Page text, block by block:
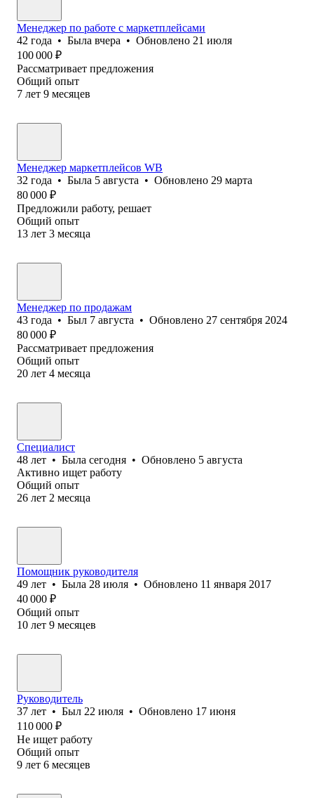
Менеджер по работе с маркетплейсами
42 года • Была вчера • Обновлено 21 июля
100 000 ₽
Рассматривает предложения
Общий опыт
7 лет 9 месяцев
Менеджер маркетплейсов WB
32 года • Была 5 августа • Обновлено 29 марта
80 000 ₽
Предложили работу, решает
Общий опыт
13 лет 3 месяца
Менеджер по продажам
43 года • Был 7 августа • Обновлено 27 сентября 2024
80 000 ₽
Рассматривает предложения
Общий опыт
20 лет 4 месяца
Специалист
48 лет • Была сегодня • Обновлено 5 августа
Активно ищет работу
Общий опыт
26 лет 2 месяца
Помощник руководителя
49 лет • Была 28 июля • Обновлено 11 января 2017
40 000 ₽
Общий опыт
10 лет 9 месяцев
Руководитель
37 лет • Был 22 июля • Обновлено 17 июня
110 000 ₽
Не ищет работу
Общий опыт
9 лет 6 месяцев